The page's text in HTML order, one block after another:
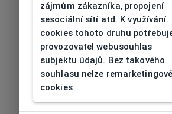
zájmům zákazníka, propojení
sesociální sítí atd. K využívání
cookies tohoto druhu
provozovatel webusouhlas
subjektu údajů. Bez takového
souhlasu nelze remarketingové
cookies